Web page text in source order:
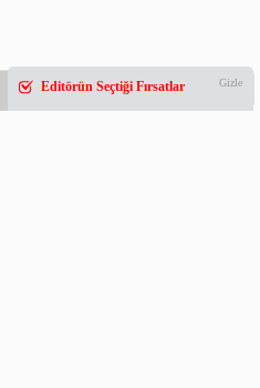
Editörün Seçtiği Fırsatlar Gizle